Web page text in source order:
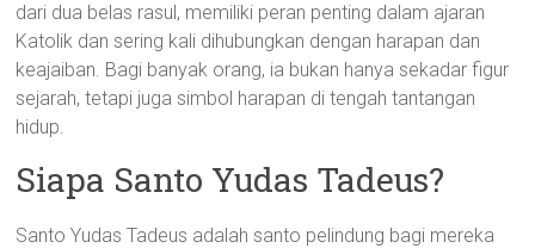
dari dua belas rasul, memiliki peran penting dalam ajaran
Katolik dan sering kali dihubungkan dengan harapan dan
keajaiban. Bagi banyak orang, ia bukan hanya sekadar figur
sejarah, tetapi juga simbol harapan di tengah tantangan
hidup.
Siapa Santo Yudas Tadeus?
Santo Yudas Tadeus adalah santo pelindung bagi mereka